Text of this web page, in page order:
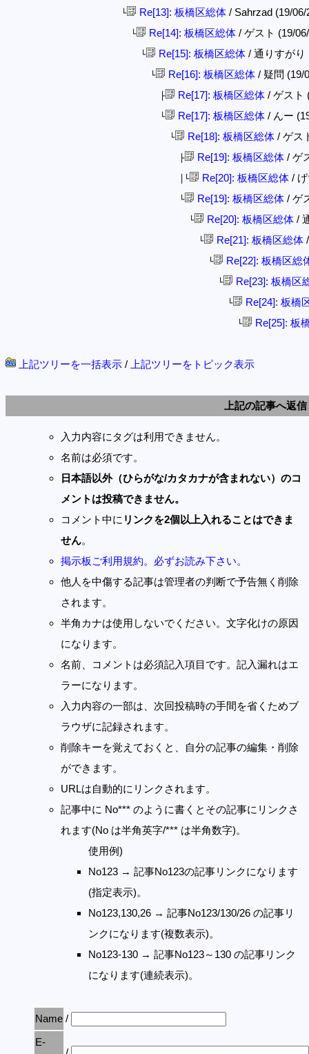
└ Re[13]: 板橋区総体 / Sahrzad (19/
└ Re[14]: 板橋区総体 / ゲスト (19/
└ Re[15]: 板橋区総体 / 通りすがり
└ Re[16]: 板橋区総体 / 疑問 (19/
├ Re[17]: 板橋区総体 / ゲスト
└ Re[17]: 板橋区総体 / んー
└ Re[18]: 板橋区総体 / ゲス
├ Re[19]: 板橋区総体 / ゲ
│└ Re[20]: 板橋区総体 /
└ Re[19]: 板橋区総体 / ゲ
└ Re[20]: 板橋区総体 /
└ Re[21]: 板橋区総体
└ Re[22]: 板橋区総
└ Re[23]: 板橋区
└ Re[24]: 板橋
└ Re[25]: 板
上記ツリーを一括表示 / 上記ツリーをトピック表示
上記の記事へ返信
入力内容にタグは利用できません。
名前は必須です。
日本語以外（ひらがな/カタカナが含まれない）のコ
メントは投稿できません。
コメント中に リンクを2個以上入れることはできま
せん。
掲示板ご利用規約。必ずお読み下さい。
他人を中傷する記事は管理者の判断で予告無く削除
されます。
半角カナは使用しないでください。文字化けの原因
になります。
名前、コメントは必須記入項目です。記入漏れはエ
ラーになります。
入力内容の一部は、次回投稿時の手間を省くためブ
ラウザに記録されます。
削除キーを覚えておくと、自分の記事の編集・削除
ができます。
URLは自動的にリンクされます。
記事中に No*** のように書くとその記事にリンクさ
れます(No は半角英字/*** は半角数字)。
使用例)
No123 → 記事No123の記事リンクになります
(指定表示)。
No123,130,26 → 記事No123/130/26 の記事リ
ンクになります(複数表示)。
No123-130 → 記事No123～130 の記事リンク
になります(連続表示)。
Name /
E-